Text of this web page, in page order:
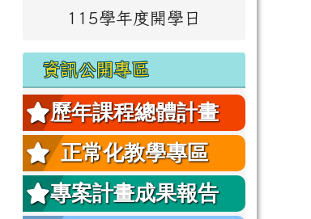
115學年度開學日
資訊公開專區
歷年課程總體計畫
正常化教學專區
專案計畫成果報告